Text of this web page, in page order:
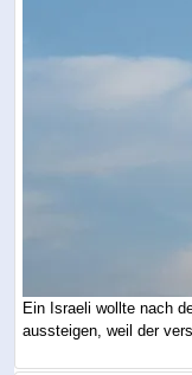
Ein Israeli wollte nach
aussteigen, weil der